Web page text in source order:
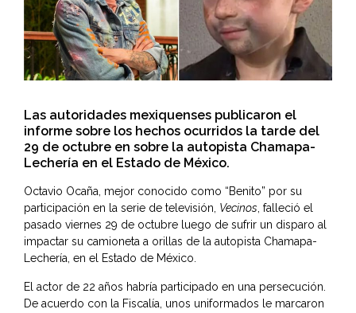
Las autoridades mexiquenses publicaron el
informe sobre los hechos ocurridos la tarde del
29 de octubre en sobre la autopista Chamapa-
Lechería en el Estado de México.
Octavio Ocaña, mejor conocido como “Benito” por su
participación en la serie de televisión, Vecinos, falleció el
pasado viernes 29 de octubre luego de sufrir un disparo al
impactar su camioneta a orillas de la autopista Chamapa-
Lechería, en el Estado de México.
El actor de 22 años habría participado en una persecución.
De acuerdo con la Fiscalía, unos uniformados le marcaron